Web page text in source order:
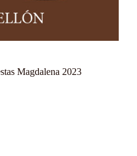
Magdalena 2023